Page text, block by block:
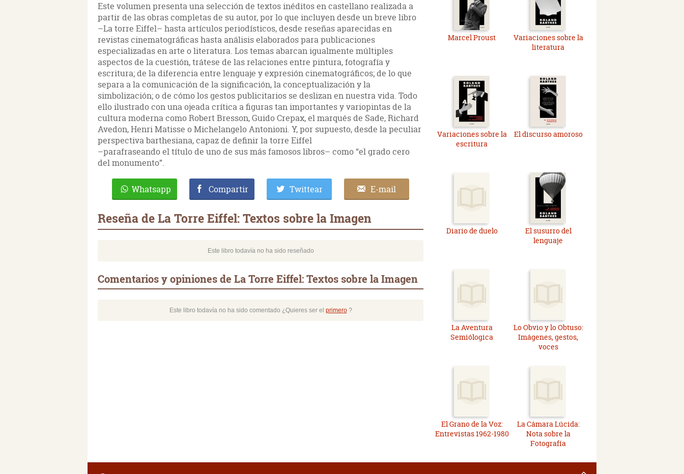
Este volumen presenta una selección de textos inéditos en castellano realizada a
partir de las obras completas de su autor, por lo que incluyen desde un breve libro
–La torre Eiffel– hasta artículos periodísticos, desde reseñas aparecidas en
revistas cinematográficas hasta análisis elaborados para publicaciones
especializadas en arte o literatura. Los temas abarcan igualmente múltiples
aspectos de la cuestión, trátese de las relaciones entre pintura, fotografía y
escritura; de la diferencia entre lenguaje y expresión cinematográficos; de lo que
separa a la comunicación de la significación, la conceptualización y la
simbolización; o de cómo los gestos publicitarios se deslizan en nuestra vida. Todo
ello ilustrado con una ojeada crítica a figuras tan importantes y variopintas de la
cultura moderna como Robert Bresson, Guido Crepax, el marqués de Sade, Richard
Avedon, Henri Matisse o Michelangelo Antonioni. Y, por supuesto, desde la peculiar
perspectiva barthesiana, capaz de definir la torre Eiffel
–parafraseando el título de uno de sus más famosos libros– como “el grado cero
del monumento”.
Whatsapp Compartir Twittear E-mail
Reseña de La Torre Eiffel: Textos sobre la Imagen
Este libro todavía no ha sido reseñado
Comentarios y opiniones de La Torre Eiffel: Textos sobre la Imagen
Este libro todavía no ha sido comentado ¿Quieres ser el primero?
Marcel Proust
Variaciones sobre la
literatura
Variaciones sobre la
escritura
El discurso amoroso
Diario de duelo
El susurro del
lenguaje
La Aventura
Semiólogica
Lo Obvio y lo Obtuso:
Imágenes, gestos,
voces
El Grano de la Voz:
Entrevistas 1962-1980
La Cámara Lúcida:
Nota sobre la
Fotografía